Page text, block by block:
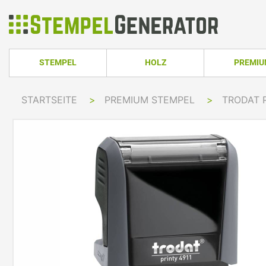
STEMPEL
TRODAT PRINTY LINE OVAL
TRODAT PRINTY DATER
TRODAT PROFESSIONAL LINE
TRODAT PROFESSIONAL DATER
PRINTY Z. SELBER SETZEN
COLOP GREEN
COLOP GREEN
COLOP EXPERT
COLOP POCKET
COLOP STAMP
COLOP CLASSIC
COLOP CLASSIC
HOLZ
HOLZSTEMPEL OVAL
TRODAT
STARTSEITE > PREMIUM STEMPEL > TRODAT